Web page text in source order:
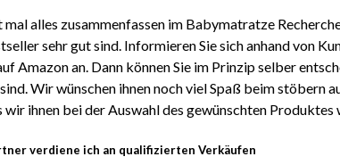
alles zusammenfassen im Babymatratze
sehr gut sind. Informieren Sie sich anhand von
Amazon an. Dann können Sie im Prinzip selber
Wir wünschen ihnen noch viel Spaß beim stöbern
wir ihnen bei der Auswahl des gewünschten
verdiene ich an qualifizierten Verkäufen